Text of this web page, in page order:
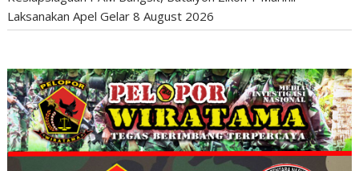
Laksanakan Apel Gelar 8 August 2026